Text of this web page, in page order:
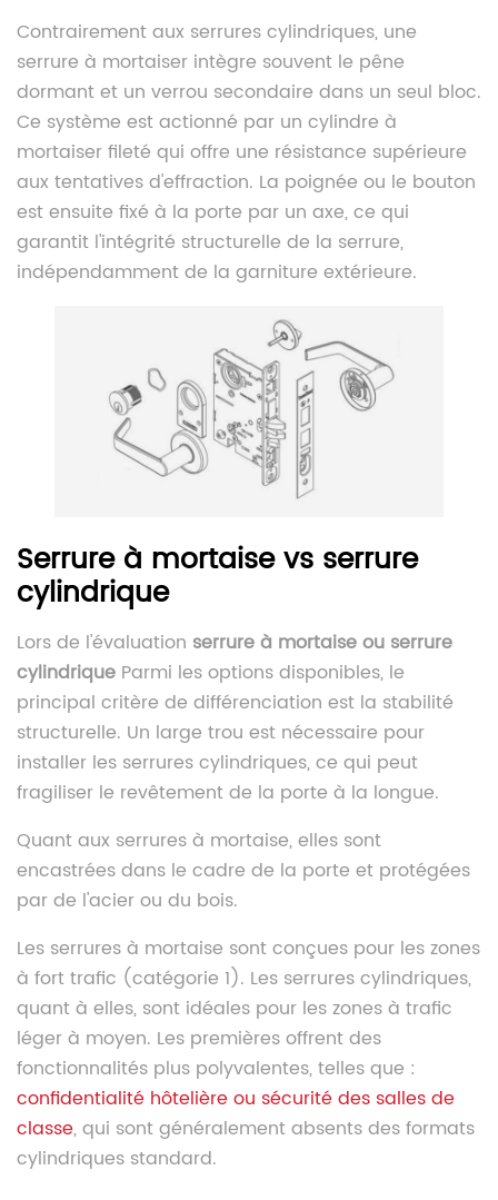
Contrairement aux serrures cylindriques, une
serrure à mortaiser intègre souvent le pêne
dormant et un verrou secondaire dans un seul bloc.
Ce système est actionné par un cylindre à
mortaiser fileté qui offre une résistance supérieure
aux tentatives d'effraction. La poignée ou le bouton
est ensuite fixé à la porte par un axe, ce qui
garantit l'intégrité structurelle de la serrure,
indépendamment de la garniture extérieure.
Serrure à mortaise vs serrure
cylindrique
Lors de l'évaluation serrure à mortaise ou serrure
cylindrique Parmi les options disponibles, le
principal critère de différenciation est la stabilité
structurelle. Un large trou est nécessaire pour
installer les serrures cylindriques, ce qui peut
fragiliser le revêtement de la porte à la longue.
Quant aux serrures à mortaise, elles sont
encastrées dans le cadre de la porte et protégées
par de l'acier ou du bois.
Les serrures à mortaise sont conçues pour les zones
à fort trafic (catégorie 1). Les serrures cylindriques,
quant à elles, sont idéales pour les zones à trafic
léger à moyen. Les premières offrent des
fonctionnalités plus polyvalentes, telles que :
confidentialité hôtelière ou sécurité des salles de
classe, qui sont généralement absents des formats
cylindriques standard.